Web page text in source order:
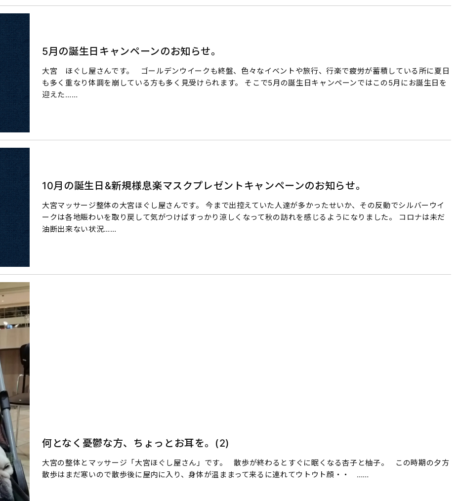
5月の誕生日キャンペーンのお知らせ。
大宮 ほぐし屋さんです。 ゴールデンウイークも終盤、色々なイベントや旅行、行楽で疲労が蓄積している所に夏日
も多く重なり体調を崩している方も多く見受けられます。 そこで5月の誕生日キャンペーンではこの5月にお誕生日を
迎えた……
10月の誕生日&新規様息楽マスクプレゼントキャンペーンのお知らせ。
大宮マッサージ整体の大宮ほぐし屋さんです。 今まで出控えていた人達が多かったせいか、その反動でシルバーウイ
ークは各地賑わいを取り戻して気がつけばすっかり涼しくなって秋の訪れを感じるようになりました。 コロナは未だ
油断出来ない状況……
何となく憂鬱な方、ちょっとお耳を。(2)
大宮の整体とマッサージ「大宮ほぐし屋さん」です。 散歩が終わるとすぐに眠くなる杏子と柚子。 この時期の夕方
散歩はまだ寒いので散歩後に屋内に入り、身体が温ままって来るに連れてウトウト顔・・ ……